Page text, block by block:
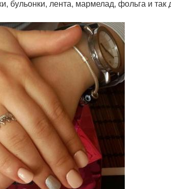
бульонки, лента, мармелад, фольга и так